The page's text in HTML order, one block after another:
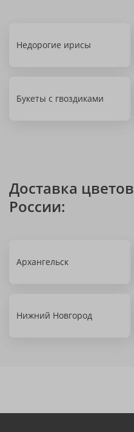
Недорогие ирисы
Букеты с гвоздиками
Доставка
России:
Архангельск
Нижний Новгород